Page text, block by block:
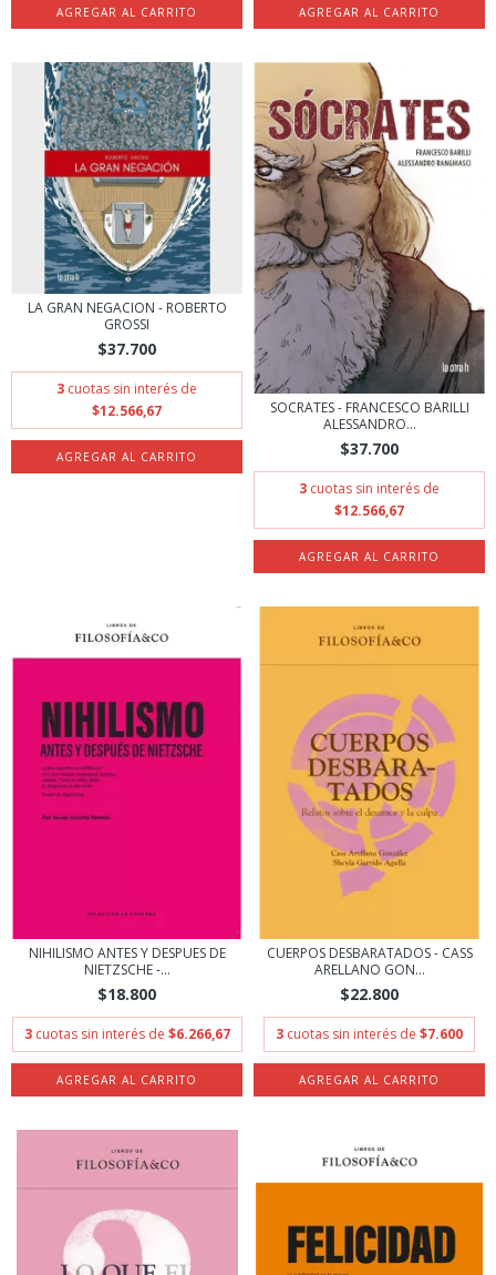
LA GRAN NEGACION - ROBERTO
GROSSI
$37.700
3 cuotas sin interés de
$12.566,67
SOCRATES - FRANCESCO BARILLI
ALESSANDRO...
$37.700
3 cuotas sin interés de
$12.566,67
NIHILISMO ANTES Y DESPUES DE
NIETZSCHE -...
$18.800
3 cuotas sin interés de $6.266,67
CUERPOS DESBARATADOS - CASS
ARELLANO GON...
$22.800
3 cuotas sin interés de $7.600